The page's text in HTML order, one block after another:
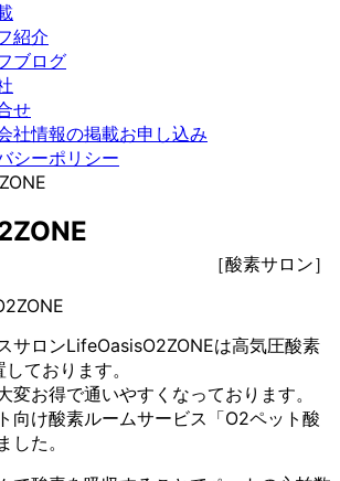
紹介
ブログ
せ
社情報の掲載お申し込み
シーポリシー
［酸素サロン］
サロンLifeOasisO2ZONEは高気圧酸素
ております。
変お得で通いやすくなっております。
向け酸素ルームサービス「O2ペット酸
した。